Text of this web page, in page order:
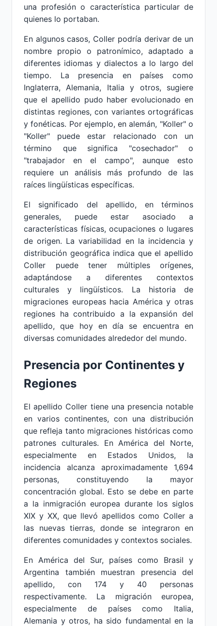
una profesión o característica particular de
quienes lo portaban.
En algunos casos, Coller podría derivar de un
nombre propio o patronímico, adaptado a
diferentes idiomas y dialectos a lo largo del
tiempo. La presencia en países como
Inglaterra, Alemania, Italia y otros, sugiere
que el apellido pudo haber evolucionado en
distintas regiones, con variantes ortográficas
y fonéticas. Por ejemplo, en alemán, "Koller" o
"Koller" puede estar relacionado con un
término que significa "cosechador" o
"trabajador en el campo", aunque esto
requiere un análisis más profundo de las
raíces lingüísticas específicas.
El significado del apellido, en términos
generales, puede estar asociado a
características físicas, ocupaciones o lugares
de origen. La variabilidad en la incidencia y
distribución geográfica indica que el apellido
Coller puede tener múltiples orígenes,
adaptándose a diferentes contextos
culturales y lingüísticos. La historia de
migraciones europeas hacia América y otras
regiones ha contribuido a la expansión del
apellido, que hoy en día se encuentra en
diversas comunidades alrededor del mundo.
Presencia por Continentes y
Regiones
El apellido Coller tiene una presencia notable
en varios continentes, con una distribución
que refleja tanto migraciones históricas como
patrones culturales. En América del Norte,
especialmente en Estados Unidos, la
incidencia alcanza aproximadamente 1,694
personas, constituyendo la mayor
concentración global. Esto se debe en parte
a la inmigración europea durante los siglos
XIX y XX, que llevó apellidos como Coller a
las nuevas tierras, donde se integraron en
diferentes comunidades y contextos sociales.
En América del Sur, países como Brasil y
Argentina también muestran presencia del
apellido, con 174 y 40 personas
respectivamente. La migración europea,
especialmente de países como Italia,
Alemania y otros, ha sido fundamental en la